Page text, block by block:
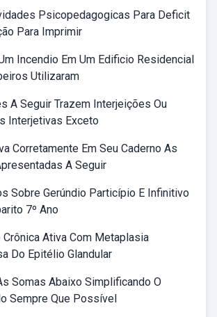
Psicopedagogicas Para Deficit
Para Imprimir
Incendio Em Um Edificio Residencial
Utilizaram
A Seguir Trazem Interjeições Ou
Interjetivas Exceto
Corretamente Em Seu Caderno As
A Seguir
Sobre Gerúndio Particípio E Infinitivo
7º Ano
Ativa Com Metaplasia
Do Epitélio Glandular
Somas Abaixo Simplificando O
Sempre Que Possível